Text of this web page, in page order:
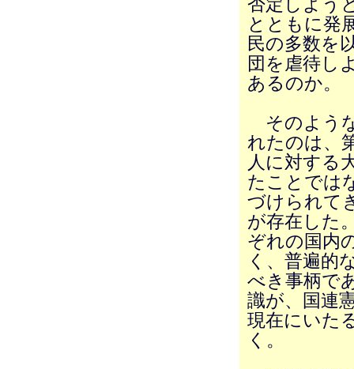
否定しよう
とともに発
民の多数を
団を虐待し
あるのか。
そのよう
れたのは、
人に対する
たことでは
づけられて
が存在した
ぞれの国内
く、普遍的
べき事柄で
識が、国連
現在にいた
く。